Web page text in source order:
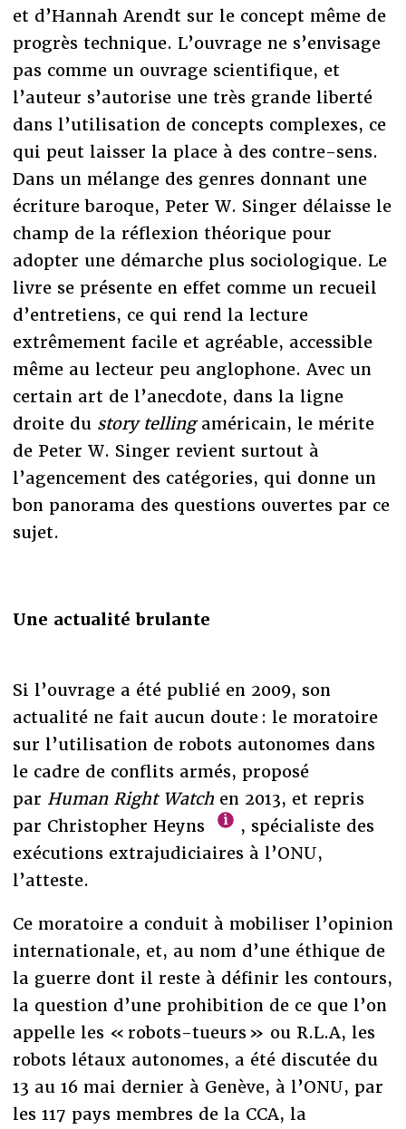
et d’Hannah Arendt sur le concept même de
progrès technique. L’ouvrage ne s’envisage
pas comme un ouvrage scientifique, et
l’auteur s’autorise une très grande liberté
dans l’utilisation de concepts complexes, ce
qui peut laisser la place à des contre-sens.
Dans un mélange des genres donnant une
écriture baroque, Peter W. Singer délaisse le
champ de la réflexion théorique pour
adopter une démarche plus sociologique. Le
livre se présente en effet comme un recueil
d’entretiens, ce qui rend la lecture
extrêmement facile et agréable, accessible
même au lecteur peu anglophone. Avec un
certain art de l’anecdote, dans la ligne
droite du story tellingaméricain, le mérite
de Peter W. Singer revient surtout à
l’agencement des catégories, qui donne un
bon panorama des questions ouvertes par ce
sujet.
Une actualité brulante
Si l’ouvrage a été publié en 2009, son
actualité ne fait aucun doute : le moratoire
sur l’utilisation de robots autonomes dans
le cadre de conflits armés, proposé
par Human Right Watch en 2013, et repris
par Christopher Heyns
, spécialiste des
exécutions extrajudiciaires à l’ONU,
l’atteste.
Ce moratoire a conduit à mobiliser l’opinion
internationale, et, au nom d’une éthique de
la guerre dont il reste à définir les contours,
la question d’une prohibition de ce que l’on
appelle les « robots-tueurs » ou R.L.A, les
robots létaux autonomes, a été discutée du
13 au 16 mai dernier à Genève, à l’ONU, par
les 117 pays membres de la CCA, la